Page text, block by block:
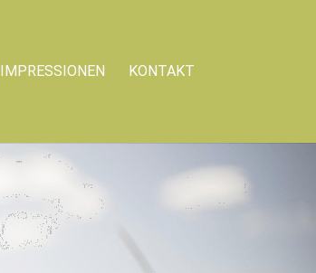
IMPRESSIONEN KONTAKT